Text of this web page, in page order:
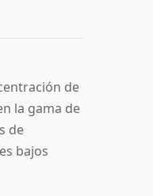
de
la gama de
de
bajos